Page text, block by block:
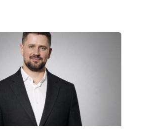
КОТОРЫЕ
РАЗВИВАЮТ
ТЕХНОЛОГИЧЕСКОЕ
ОБРАЗОВАНИЕ
ТАДЖИКИСТАНА